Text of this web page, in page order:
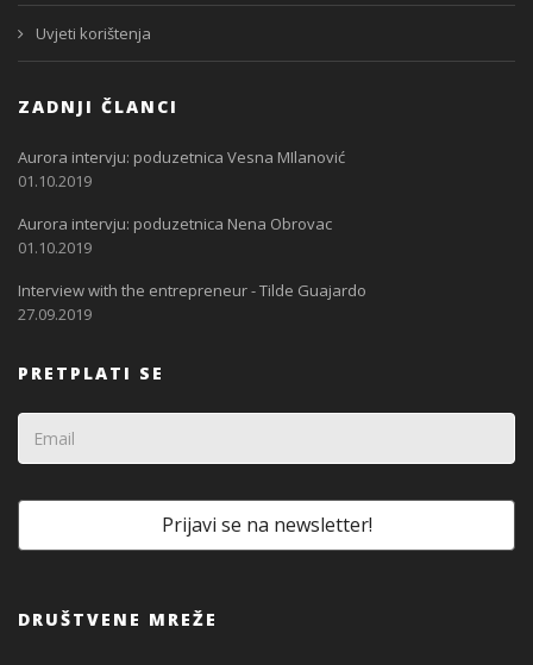
Uvjeti korištenja
ZADNJI ČLANCI
Aurora intervju: poduzetnica Vesna MIlanović
01.10.2019
Aurora intervju: poduzetnica Nena Obrovac
01.10.2019
Interview with the entrepreneur - Tilde Guajardo
27.09.2019
PRETPLATI SE
DRUŠTVENE MREŽE